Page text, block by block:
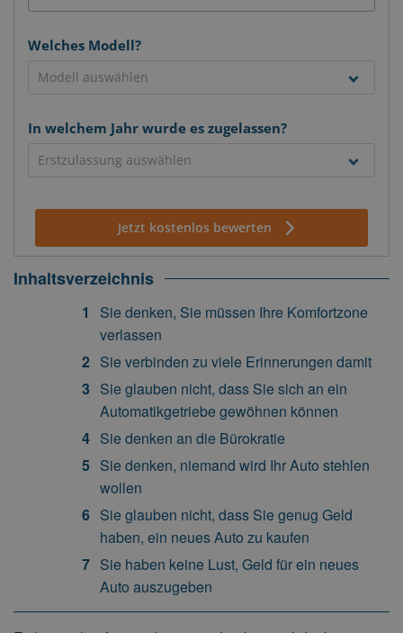
Welches Modell?
In welchem Jahr wurde es zugelassen?
Jetzt kostenlos bewerten
Inhaltsverzeichnis
Sie denken, Sie müssen Ihre Komfortzone
verlassen
Sie verbinden zu viele Erinnerungen damit
Sie glauben nicht, dass Sie sich an ein
Automatikgetriebe gewöhnen können
Sie denken an die Bürokratie
Sie denken, niemand wird Ihr Auto stehlen
wollen
Sie glauben nicht, dass Sie genug Geld
haben, ein neues Auto zu kaufen
Sie haben keine Lust, Geld für ein neues
Auto auszugeben